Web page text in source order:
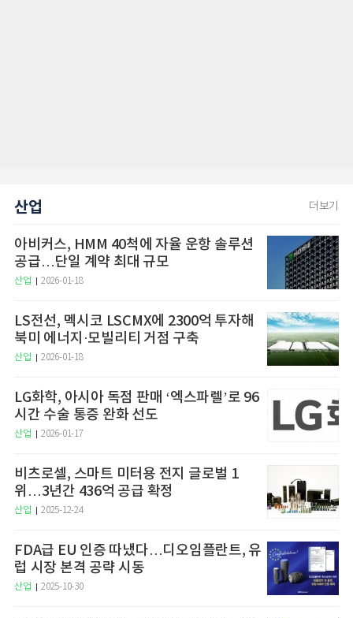
산업 더보기
아비커스, HMM 40척에 자율 운항 솔루션
공급…단일 계약 최대 규모
산업 2026-01-18
LS전선, 멕시코 LSCMX에 2300억 투자해
북미 에너지·모빌리티 거점 구축
산업 2026-01-18
LG화학, 아시아 독점 판매 ‘엑스파렐’로 96
시간 수술 통증 완화 선도
산업 2026-01-17
비츠로셀, 스마트 미터용 전지 글로벌 1
위…3년간 436억 공급 확정
산업 2025-12-24
FDA급 EU 인증 따냈다…디오임플란트, 유
럽 시장 본격 공략 시동
산업 2025-10-30